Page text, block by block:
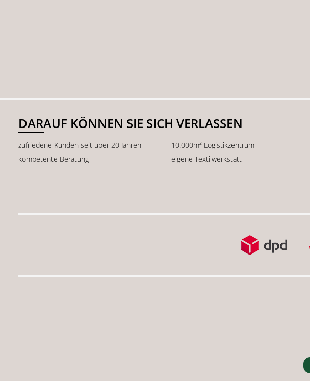
DARAUF KÖNNEN SIE SICH VERLASSEN
zufriedene Kunden seit über 20 Jahren
10.000m² Logistikzentrum
kompetente Beratung
eigene Textilwerkstatt